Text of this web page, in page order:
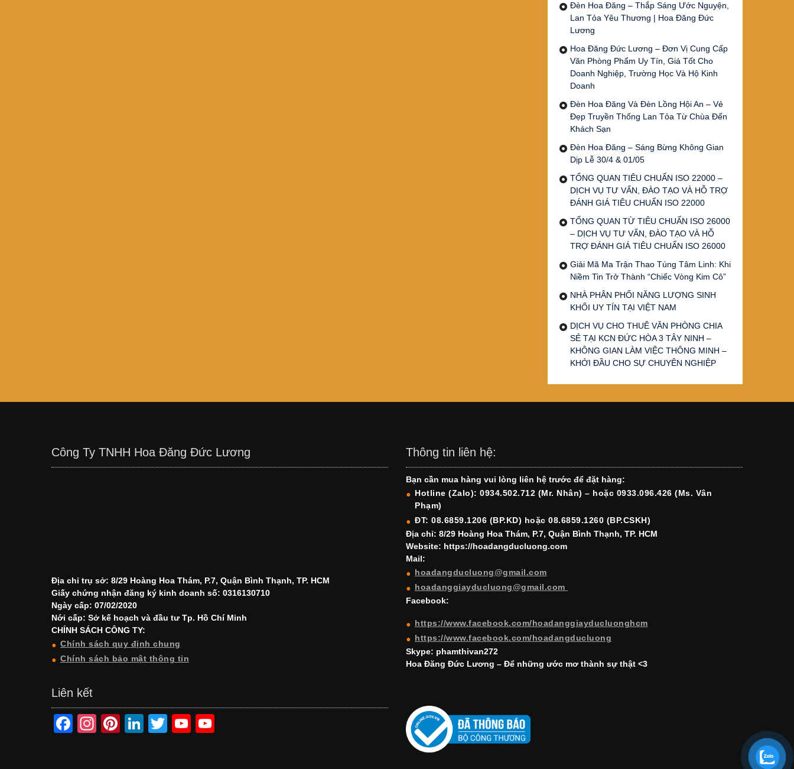
Đèn Hoa Đăng – Thắp Sáng Ước Nguyện,
Lan Tỏa Yêu Thương | Hoa Đăng Đức
Lương
Hoa Đăng Đức Lương – Đơn Vị Cung Cấp
Văn Phòng Phẩm Uy Tín, Giá Tốt Cho
Doanh Nghiệp, Trường Học Và Hộ Kinh
Doanh
Đèn Hoa Đăng Và Đèn Lồng Hội An – Vẻ
Đẹp Truyền Thống Lan Tỏa Từ Chùa Đến
Khách Sạn
Đèn Hoa Đăng – Sáng Bừng Không Gian
Dịp Lễ 30/4 & 01/05
TỔNG QUAN TIÊU CHUẨN ISO 22000 –
DỊCH VỤ TƯ VẤN, ĐÀO TẠO VÀ HỖ TRỢ
ĐÁNH GIÁ TIÊU CHUẨN ISO 22000
TỔNG QUAN TỪ TIÊU CHUẨN ISO 26000
– DỊCH VỤ TƯ VẤN, ĐÀO TẠO VÀ HỖ
TRỢ ĐÁNH GIÁ TIÊU CHUẨN ISO 26000
Giải Mã Ma Trận Thao Túng Tâm Linh: Khi
Niềm Tin Trở Thành “Chiếc Vòng Kim Cô”
NHÀ PHÂN PHỐI NĂNG LƯỢNG SINH
KHỐI UY TÍN TẠI VIỆT NAM
DỊCH VỤ CHO THUÊ VĂN PHÒNG CHIA
SẺ TẠI KCN ĐỨC HÒA 3 TÂY NINH –
KHÔNG GIAN LÀM VIỆC THÔNG MINH –
KHỞI ĐẦU CHO SỰ CHUYÊN NGHIỆP
Công Ty TNHH Hoa Đăng Đức Lương
Địa chỉ trụ sở: 8/29 Hoàng Hoa Thám, P.7, Quận Bình Thạnh, TP. HCM
Giấy chứng nhận đăng ký kinh doanh số: 0316130710
Ngày cấp: 07/02/2020
Nới cấp: Sở kế hoạch và đầu tư Tp. Hồ Chí Minh
CHÍNH SÁCH CÔNG TY:
Chính sách quy định chung
Chính sách bảo mật thông tin
Liên kết
F
In
Pi
Li
T
Y
Thông tin liên hệ:
Bạn cần mua hàng vui lòng liên hệ trước để đặt hàng:
Hotline (Zalo): 0934.502.712 (Mr. Nhân) – hoặc 0933.096.426 (Ms. Vân
Phạm)
ĐT: 08.6859.1206 (BP.KD) hoặc 08.6859.1260 (BP.CSKH)
Địa chỉ: 8/29 Hoàng Hoa Thám, P.7, Quận Bình Thạnh, TP. HCM
Website: https://hoadangducluong.com
Mail:
hoadangducluong@gmail.com
hoadanggiayducluong@gmail.com
Facebook:
https://www.facebook.com/hoadanggiayducluonghcm
https://www.facebook.com/hoadangducluong
Skype: phamthivan272
Hoa Đăng Đức Lương – Để những ước mơ thành sự thật <3